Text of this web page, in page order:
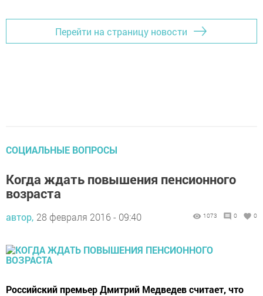
Перейти на страницу новости
СОЦИАЛЬНЫЕ ВОПРОСЫ
Когда ждать повышения пенсионного
возраста
автор, 28 февраля 2016 - 09:40 1073 0 0
Российский премьер Дмитрий Медведев считает, что